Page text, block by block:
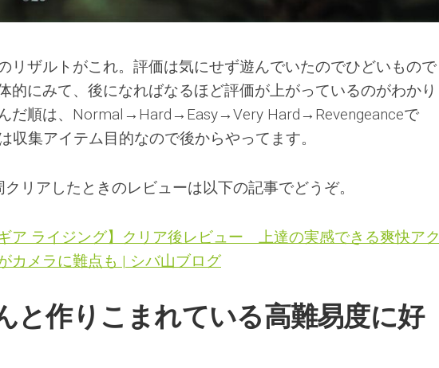
リザルトがこれ。評価は気にせず遊んでいたのでひどいもので
的にみて、後になればなるほど評価が上がっているのがわかり
だ順は、Normal→Hard→Easy→Very Hard→Revengeanceで
収集アイテム目的なので後からやってます。
リアしたときのレビューは以下の記事でどうぞ。
ギア ライジング】クリア後レビュー 上達の実感できる爽快アク
カメラに難点も | シバ山ブログ
と作りこまれている高難易度に好